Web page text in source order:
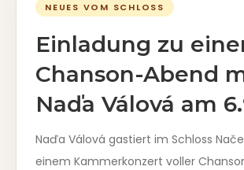
NEUES VOM SCHLOSS
Einladung zu
Chanson-Abend
Naďa Válová am
Naďa Válová gastiert im Schloss
einem Kammerkonzert voller